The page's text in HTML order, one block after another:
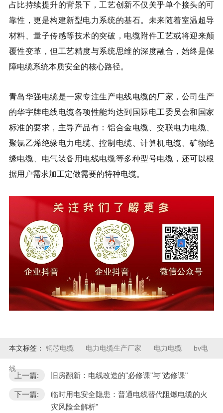
占比持续提升的背景下，工艺创新不仅关乎单个接头的可
靠性，更是构建新型电力系统的基石。未来随着室温超导
材料、量子传感等技术的突破，电缆附件工艺或将迎来颠
覆性变革，但工艺精度与系统思维的深度融合，始终是保
障电缆系统本质安全的核心路径。
青岛华强电缆是一家专注生产电线电缆的厂家，公司生产
的华宇牌电线电缆各项性能均达到国际电工委员会和国家
标准的要求，主导产品有：铝合金电缆、交联电力电缆、
聚氯乙烯绝缘电力电缆、控制电缆、计算机电缆、矿物绝
缘电缆、电气装备用电线电缆等多种型号电缆，还可以根
据用户需求加工定做需要的特种电缆。
本文标签： 铜芯电缆 电力电缆生产厂家 电力电缆 bv电
线
上一篇: 旧房翻新：电线改造的"必修课"与"选修课"
下一篇:
临时用电安全隐患：普通电线替代阻燃电缆的火
灾风险全解析"